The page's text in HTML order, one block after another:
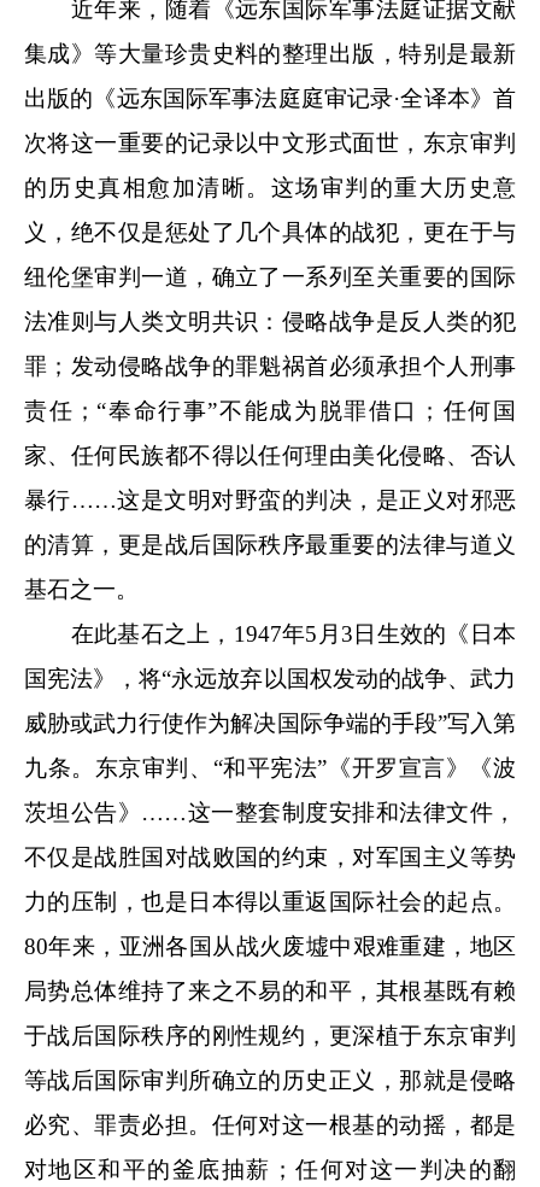
近年来，随着《远东国际军事法庭证据文献
集成》等大量珍贵史料的整理出版，特别是最新
出版的《远东国际军事法庭庭审记录·全译本》首
次将这一重要的记录以中文形式面世，东京审判
的历史真相愈加清晰。这场审判的重大历史意
义，绝不仅是惩处了几个具体的战犯，更在于与
纽伦堡审判一道，确立了一系列至关重要的国际
法准则与人类文明共识：侵略战争是反人类的犯
罪；发动侵略战争的罪魁祸首必须承担个人刑事
责任；“奉命行事”不能成为脱罪借口；任何国
家、任何民族都不得以任何理由美化侵略、否认
暴行……这是文明对野蛮的判决，是正义对邪恶
的清算，更是战后国际秩序最重要的法律与道义
基石之一。
在此基石之上，1947年5月3日生效的《日本
国宪法》，将“永远放弃以国权发动的战争、武力
威胁或武力行使作为解决国际争端的手段”写入第
九条。东京审判、“和平宪法”《开罗宣言》《波
茨坦公告》……这一整套制度安排和法律文件，
不仅是战胜国对战败国的约束，对军国主义等势
力的压制，也是日本得以重返国际社会的起点。
80年来，亚洲各国从战火废墟中艰难重建，地区
局势总体维持了来之不易的和平，其根基既有赖
于战后国际秩序的刚性规约，更深植于东京审判
等战后国际审判所确立的历史正义，那就是侵略
必究、罪责必担。任何对这一根基的动摇，都是
对地区和平的釜底抽薪；任何对这一判决的翻